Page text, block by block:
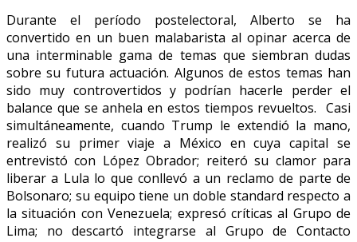
Durante el período postelectoral, Alberto se ha
convertido en un buen malabarista al opinar acerca de
una interminable gama de temas que siembran dudas
sobre su futura actuación. Algunos de estos temas han
sido muy controvertidos y podrían hacerle perder el
balance que se anhela en estos tiempos revueltos. Casi
simultáneamente, cuando Trump le extendió la mano,
realizó su primer viaje a México en cuya capital se
entrevistó con López Obrador; reiteró su clamor para
liberar a Lula lo que conllevó a un reclamo de parte de
Bolsonaro; su equipo tiene un doble standard respecto a
la situación con Venezuela; expresó críticas al Grupo de
Lima; no descartó integrarse al Grupo de Contacto